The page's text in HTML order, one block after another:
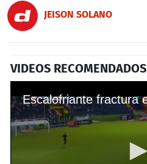
JEISON SOLANO
VIDEOS RECOMENDADOS